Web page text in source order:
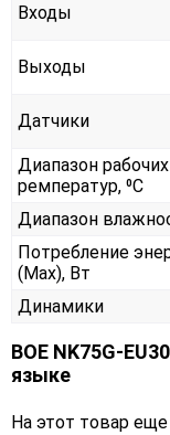
Входы
Выходы
Датчики
Диапазон рабочих
ремператур, ⁰С
Диапазон
Потребление
(Max), Вт
Динамики
BOE NK75G-
языке
На этот товар